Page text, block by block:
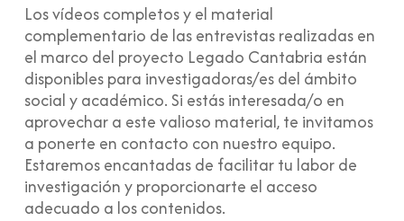
Los vídeos completos y el material
complementario de las entrevistas realizadas en
el marco del proyecto Legado Cantabria están
disponibles para investigadoras/es del ámbito
social y académico. Si estás interesada/o en
aprovechar a este valioso material, te invitamos
a ponerte en contacto con nuestro equipo.
Estaremos encantadas de facilitar tu labor de
investigación y proporcionarte el acceso
adecuado a los contenidos.